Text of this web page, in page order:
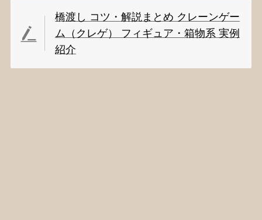
橋渡し コツ・解説まとめ クレーンゲー
ム（クレゲ） フィギュア・箱物系 実例
紹介